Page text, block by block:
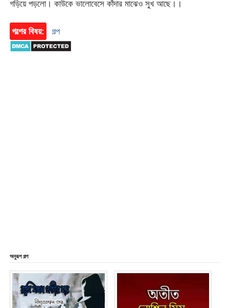
গড়িয়ে পড়লো। কাউকে ভালোবেসে কাঁদার মাঝেও সুখ আছে।।
গল্পের বিষয়: গল্প
অনুরূপ গল্প